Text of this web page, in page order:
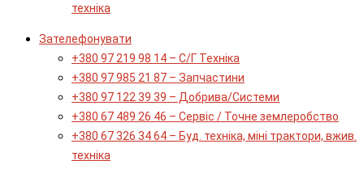
техніка
Зателефонувати
+380 97 219 98 14 – С/Г Техніка
+380 97 985 21 87 – Запчастини
+380 97 122 39 39 – Добрива/Cистеми
+380 67 489 26 46 – Сервіс / Точне землеробство
+380 67 326 34 64 – Буд. техніка, міні трактори, вжив.
техніка